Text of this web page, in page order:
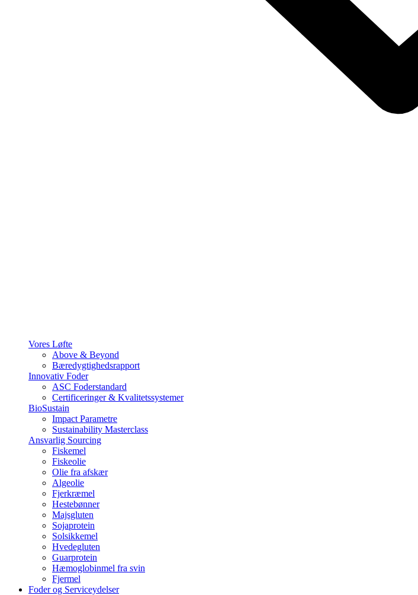
Vores Løfte
Above & Beyond
Bæredygtighedsrapport
Innovativ Foder
ASC Foderstandard
Certificeringer & Kvalitetssystemer
BioSustain
Impact Parametre
Sustainability Masterclass
Ansvarlig Sourcing
Fiskemel
Fiskeolie
Olie fra afskær
Algeolie
Fjerkræmel
Hestebønner
Majsgluten
Sojaprotein
Solsikkemel
Hvedegluten
Guarprotein
Hæmoglobinmel fra svin
Fjermel
Foder og Serviceydelser